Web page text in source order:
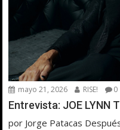
mayo 21, 2026 RISE! 0
Entrevista: JOE LYNN
por Jorge Patacas